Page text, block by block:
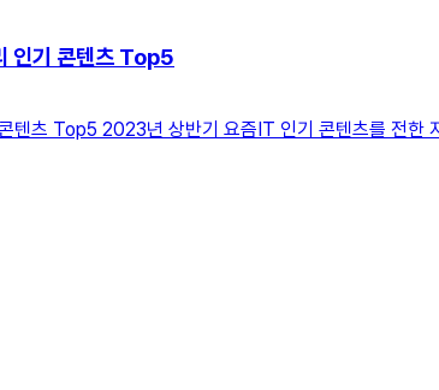
인기 콘텐츠 Top5
츠 Top5 2023년 상반기 요즘IT 인기 콘텐츠를 전한